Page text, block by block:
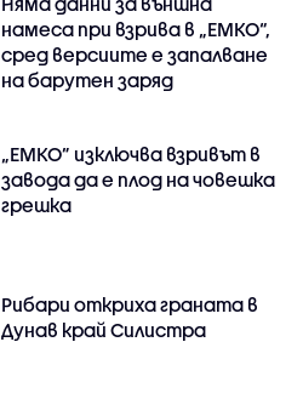
намеса при взрива в „ЕМКО“,
сред версиите е запалване
на барутен заряд
„ЕМКО” изключва взривът в
завода да е плод на човешка
грешка
Рибари откриха граната в
Дунав край Силистра